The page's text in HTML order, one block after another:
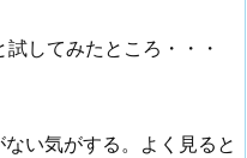
してみたところ・・・
い気がする。よく見ると